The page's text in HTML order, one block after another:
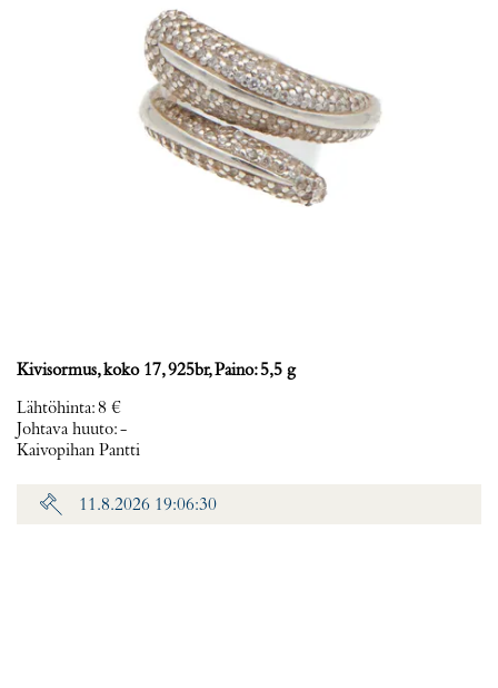
Kivisormus, koko 17, 925br, Paino: 5,5 g
Lähtöhinta:8 €
Johtava huuto:-
Kaivopihan Pantti
11.8.2026 19:06:30